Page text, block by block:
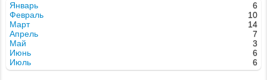
Январь
6
Февраль
10
Март
14
Апрель
7
Май
3
Июнь
6
Июль
6